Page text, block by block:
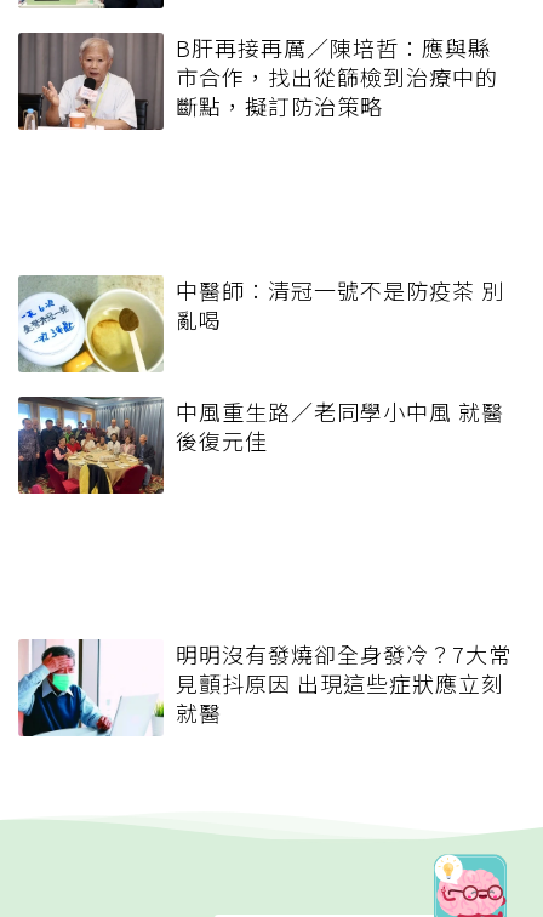
B肝再接再厲／陳培哲：應與縣
市合作，找出從篩檢到治療中的
斷點，擬訂防治策略
中醫師：清冠一號不是防疫茶 別
亂喝
中風重生路／老同學小中風 就醫
後復元佳
明明沒有發燒卻全身發冷？7大常
見顫抖原因 出現這些症狀應立刻
就醫